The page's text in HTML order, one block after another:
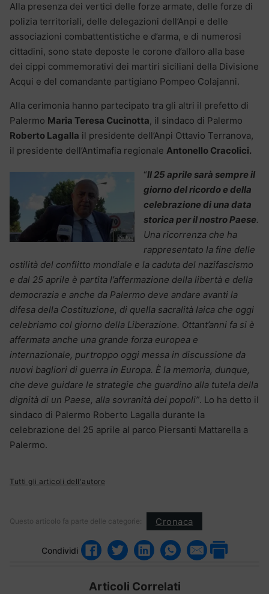
Alla presenza dei vertici delle forze armate, delle forze di
polizia territoriali, delle delegazioni dell’Anpi e delle
associazioni combattentistiche e d’arma, e di numerosi
cittadini, sono state deposte le corone d’alloro alla base
dei cippi commemorativi dei martiri siciliani della Divisione
Acqui e del comandante partigiano Pompeo Colajanni.
Alla cerimonia hanno partecipato tra gli altri il prefetto di
Palermo Maria Teresa Cucinotta, il sindaco di Palermo
Roberto Lagalla il presidente dell’Anpi Ottavio Terranova,
il presidente dell’Antimafia regionale Antonello Cracolici.
“Il 25 aprile sarà sempre il
giorno del ricordo e della
celebrazione di una data
storica per il nostro Paese.
Una ricorrenza che ha
rappresentato la fine delle
ostilità del conflitto mondiale e la caduta del nazifascismo
e dal 25 aprile è partita l’affermazione della libertà e della
democrazia e anche da Palermo deve andare avanti la
difesa della Costituzione, di quella sacralità laica che oggi
celebriamo col giorno della Liberazione. Ottant’anni fa si è
affermata anche una grande forza europea e
internazionale, purtroppo oggi messa in discussione da
nuovi bagliori di guerra in Europa. È la memoria, dunque,
che deve guidare le strategie che guardino alla tutela della
dignità di un Paese, alla sovranità dei popoli”. Lo ha detto il
sindaco di Palermo Roberto Lagalla durante la
celebrazione del 25 aprile al parco Piersanti Mattarella a
Palermo.
Tutti gli articoli dell'autore
Questo articolo fa parte delle categorie: Cronaca
Condividi
Articoli Correlati